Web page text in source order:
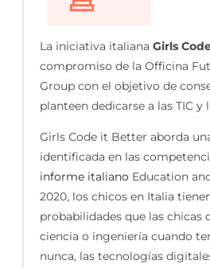
La iniciativa italiana Girls
compromiso de la Officina
Group con el objetivo de
planteen dedicarse a las TIC y
Girls Code it Better aborda
identificada en las
informe italiano Education
2020, los chicos en Italia
probabilidades que las chicas
ciencia o ingeniería cuando
nunca, las tecnologías